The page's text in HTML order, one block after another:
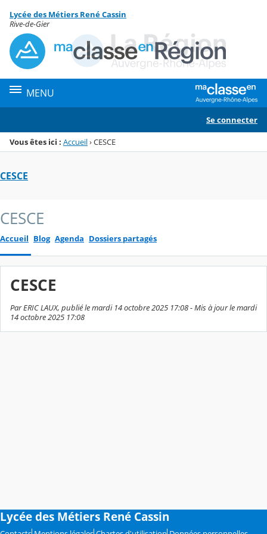
Menu de la rubrique
Contenu
Lycée des Métiers René Cassin
Rive-de-Gier
MENU
Se connecter
Vous êtes ici : Accueil›CESCE
CESCE
CESCE
Accueil Blog Agenda Dossiers partagés
CESCE
Par ERIC LAUX, publié le mardi 14 octobre 2025 17:08 - Mis à jour le mardi
14 octobre 2025 17:08
Lycée des Métiers René Cassin